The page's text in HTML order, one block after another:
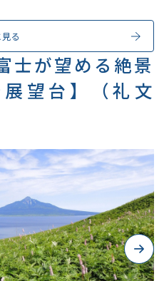
る
士が望める絶景
望台】（礼文
Next